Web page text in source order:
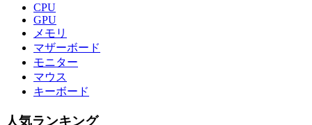
CPU
GPU
メモリ
マザーボード
モニター
マウス
キーボード
人気ランキング